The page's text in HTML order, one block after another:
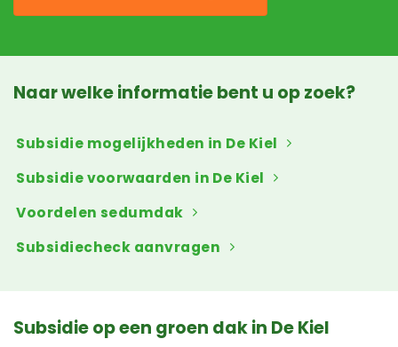
Naar welke informatie bent u op zoek?
Subsidie mogelijkheden in De Kiel
Subsidie voorwaarden in De Kiel
Voordelen sedumdak
Subsidiecheck aanvragen
Subsidie op een groen dak in De Kiel